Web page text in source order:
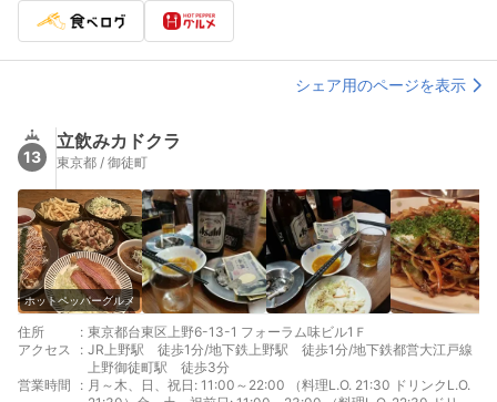
シェア用のページを表示
13
立飲みカドクラ
東京都 / 御徒町
ホットペッパーグルメ
住所 : 東京都台東区上野6-13-1 フォーラム味ビル1Ｆ
アクセス
: JR上野駅 徒歩1分/地下鉄上野駅 徒歩1分/地下鉄都営大江戸線
上野御徒町駅 徒歩3分
営業時間
: 月～木、日、祝日: 11:00～22:00 （料理L.O. 21:30 ドリンクL.O.